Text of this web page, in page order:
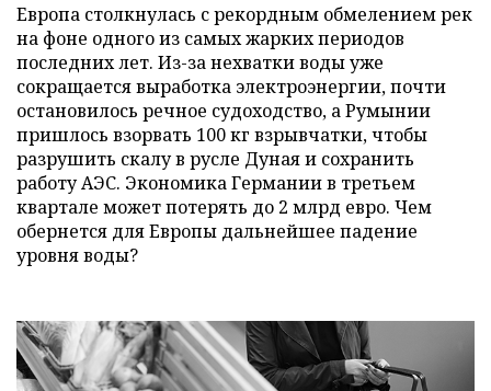
Европа столкнулась с рекордным обмелением рек
на фоне одного из самых жарких периодов
последних лет. Из-за нехватки воды уже
сокращается выработка электроэнергии, почти
остановилось речное судоходство, а Румынии
пришлось взорвать 100 кг взрывчатки, чтобы
разрушить скалу в русле Дуная и сохранить
работу АЭС. Экономика Германии в третьем
квартале может потерять до 2 млрд евро. Чем
обернется для Европы дальнейшее падение
уровня воды?